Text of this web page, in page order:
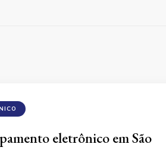
eletrônico em São